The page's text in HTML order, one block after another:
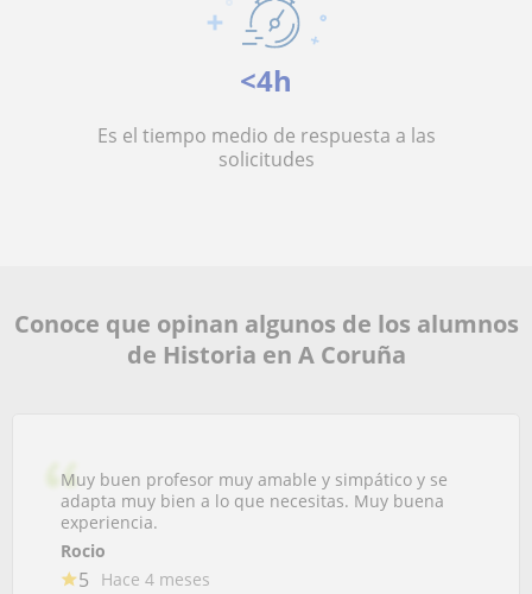
<4h
Es el tiempo medio de respuesta a las
solicitudes
Conoce que opinan algunos de los alumnos
de Historia en A Coruña
Muy buen profesor muy amable y simpático y se
adapta muy bien a lo que necesitas. Muy buena
experiencia.
Rocio
5 Hace 4 meses